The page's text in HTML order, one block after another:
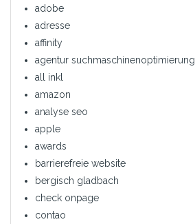
adobe
adresse
affinity
agentur suchmaschinenoptimierung
all inkl
amazon
analyse seo
apple
awards
barrierefreie website
bergisch gladbach
check onpage
contao